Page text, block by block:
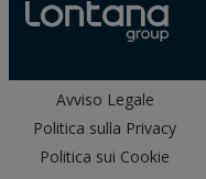
Avviso Legale
Politica sulla Privacy
Politica sui Cookie